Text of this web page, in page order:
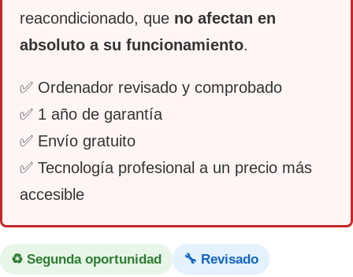
reacondicionado, que no afectan en
absoluto a su funcionamiento.
✅ Ordenador revisado y comprobado
✅ 1 año de garantía
✅ Envío gratuito
✅ Tecnología profesional a un precio más
accesible
♻️ Segunda oportunidad 🔧 Revisado